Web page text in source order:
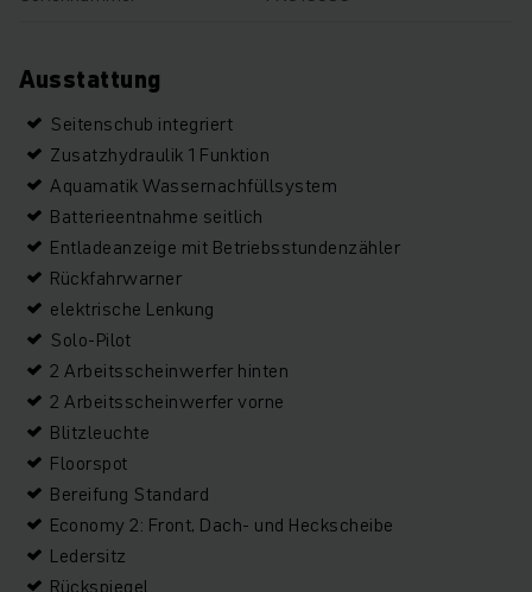
Ausstattung
Seitenschub integriert
Zusatzhydraulik 1 Funktion
Aquamatik Wassernachfüllsystem
Batterieentnahme seitlich
Entladeanzeige mit Betriebsstundenzähler
Rückfahrwarner
elektrische Lenkung
Solo-Pilot
2 Arbeitsscheinwerfer hinten
2 Arbeitsscheinwerfer vorne
Blitzleuchte
Floorspot
Bereifung Standard
Economy 2: Front, Dach- und Heckscheibe
Ledersitz
Rückspiegel